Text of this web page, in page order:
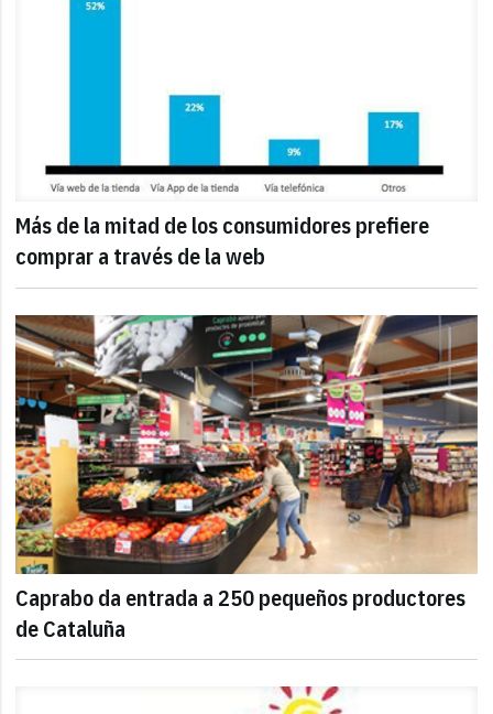
Más de la mitad de los consumidores prefiere
comprar a través de la web
Caprabo da entrada a 250 pequeños productores
de Cataluña